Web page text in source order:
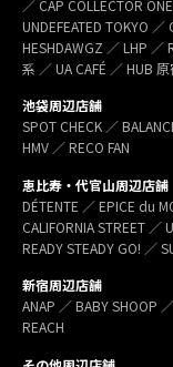
／ CAP COLLECTOR
UNDEFEATED TOKYO ／
HESHDAWGZ ／ LHP ／
系 ／ UA CAFÉ ／ HUB
池袋周辺店舗
SPOT CHECK ／
HMV ／ RECO FAN
恵比寿・代官山周辺店舗
DÉTENTE ／ EPICE du
CALIFORNIA STREET
READY STEADY GO! ／
新宿周辺店舗
ANAP ／ BABY SHOOP
REACH